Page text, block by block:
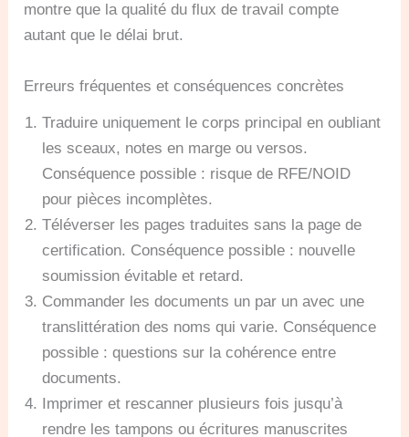
montre que la qualité du flux de travail compte
autant que le délai brut.
Erreurs fréquentes et conséquences concrètes
Traduire uniquement le corps principal en oubliant
les sceaux, notes en marge ou versos.
Conséquence possible : risque de RFE/NOID
pour pièces incomplètes.
Téléverser les pages traduites sans la page de
certification. Conséquence possible : nouvelle
soumission évitable et retard.
Commander les documents un par un avec une
translittération des noms qui varie. Conséquence
possible : questions sur la cohérence entre
documents.
Imprimer et rescanner plusieurs fois jusqu’à
rendre les tampons ou écritures manuscrites